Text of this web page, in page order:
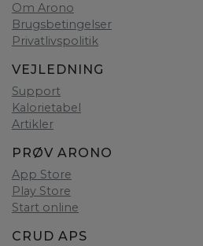
Om Arono
Brugsbetingelser
Privatlivspolitik
VEJLEDNING
Support
Kalorietabel
Artikler
PRØV ARONO
App Store
Play Store
Start online
CRUD APS